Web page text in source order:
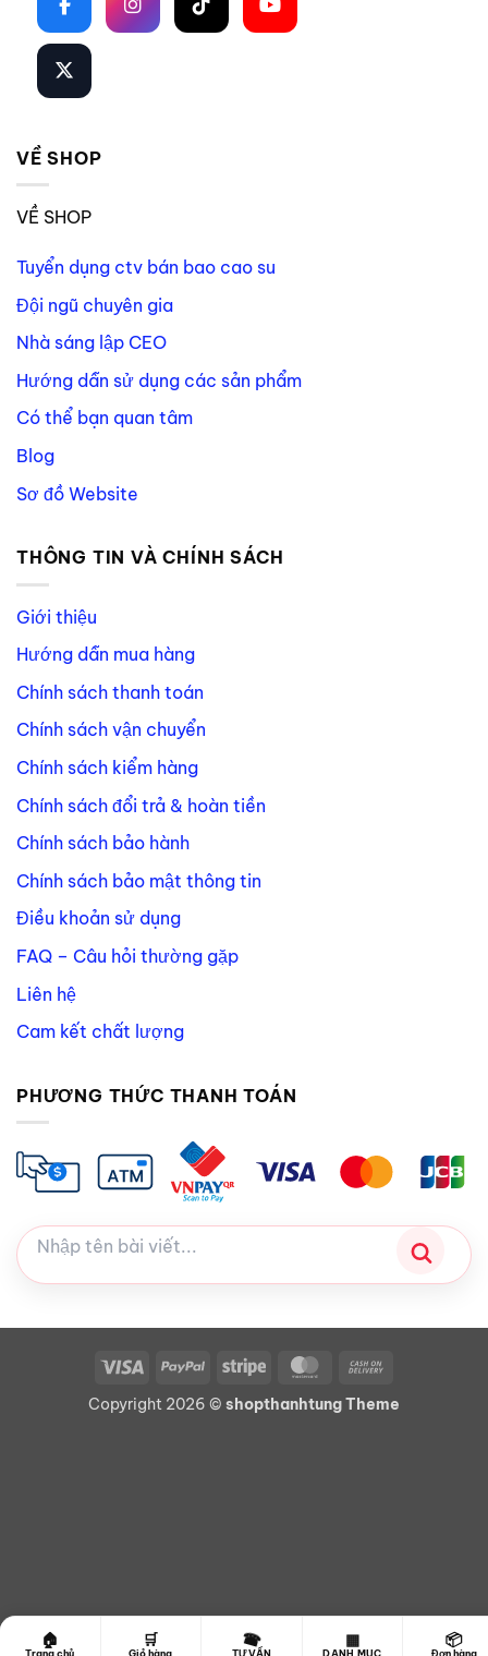
VỀ SHOP
VỀ SHOP
Tuyển dụng ctv bán bao cao su
Đội ngũ chuyên gia
Nhà sáng lập CEO
Hướng dẫn sử dụng các sản phẩm
Có thể bạn quan tâm
Blog
Sơ đồ Website
THÔNG TIN VÀ CHÍNH SÁCH
Giới thiệu
Hướng dẫn mua hàng
Chính sách thanh toán
Chính sách vận chuyển
Chính sách kiểm hàng
Chính sách đổi trả & hoàn tiền
Chính sách bảo hành
Chính sách bảo mật thông tin
Điều khoản sử dụng
FAQ – Câu hỏi thường gặp
Liên hệ
Cam kết chất lượng
PHƯƠNG THỨC THANH TOÁN
Visa PayPal Stripe MasterCard
Delivery
Copyright 2026 © shopthanhtung Theme
🏠
Trang chủ
🛒
Giỏ hàng
☎
TƯ VẤN
▦
DANH MỤC
📦
Đơn hàng